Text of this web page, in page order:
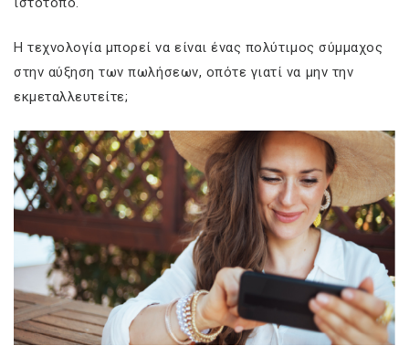
Η τεχνολογία μπορεί να είναι ένας πολύτιμος σύμμαχος
στην αύξηση των πωλήσεων, οπότε γιατί να μην την
εκμεταλλευτείτε;